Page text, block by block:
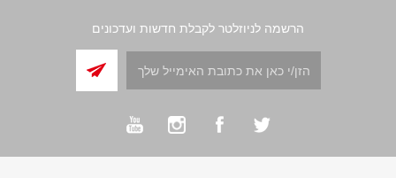
הרשמה לניוזלטר לקבלת חדשות ועדכונים